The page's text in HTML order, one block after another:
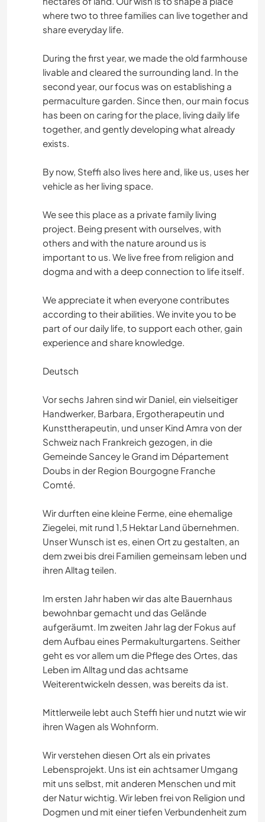
where two to three families can live together and
share everyday life.
During the first year, we made the old farmhouse
livable and cleared the surrounding land. In the
second year, our focus was on establishing a
permaculture garden. Since then, our main focus
has been on caring for the place, living daily life
together, and gently developing what already
exists.
By now, Steffi also lives here and, like us, uses her
vehicle as her living space.
We see this place as a private family living
project. Being present with ourselves, with
others and with the nature around us is
important to us. We live free from religion and
dogma and with a deep connection to life itself.
We appreciate it when everyone contributes
according to their abilities. We invite you to be
part of our daily life, to support each other, gain
experience and share knowledge.
Deutsch
Vor sechs Jahren sind wir Daniel, ein vielseitiger
Handwerker, Barbara, Ergotherapeutin und
Kunsttherapeutin, und unser Kind Amra von der
Schweiz nach Frankreich gezogen, in die
Gemeinde Sancey le Grand im Département
Doubs in der Region Bourgogne Franche
Comté.
Wir durften eine kleine Ferme, eine ehemalige
Ziegelei, mit rund 1,5 Hektar Land übernehmen.
Unser Wunsch ist es, einen Ort zu gestalten, an
dem zwei bis drei Familien gemeinsam leben und
ihren Alltag teilen.
Im ersten Jahr haben wir das alte Bauernhaus
bewohnbar gemacht und das Gelände
aufgeräumt. Im zweiten Jahr lag der Fokus auf
dem Aufbau eines Permakulturgartens. Seither
geht es vor allem um die Pflege des Ortes, das
Leben im Alltag und das achtsame
Weiterentwickeln dessen, was bereits da ist.
Mittlerweile lebt auch Steffi hier und nutzt wie wir
ihren Wagen als Wohnform.
Wir verstehen diesen Ort als ein privates
Lebensprojekt. Uns ist ein achtsamer Umgang
mit uns selbst, mit anderen Menschen und mit
der Natur wichtig. Wir leben frei von Religion und
Dogmen und mit einer tiefen Verbundenheit zum